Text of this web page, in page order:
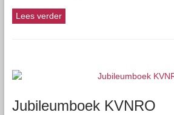
Lees verder
Jubileumboek KVNRO